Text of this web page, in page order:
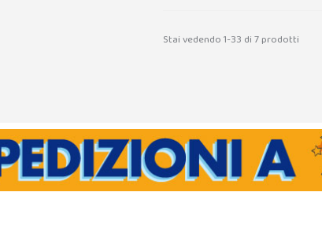
Stai vedendo 1-33 di 7 prodotti